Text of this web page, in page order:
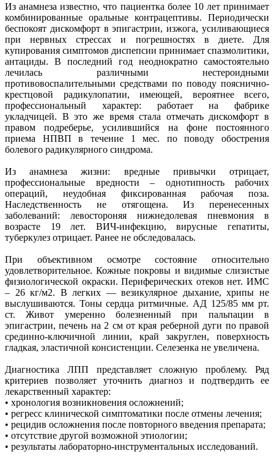
Из анамнеза известно, что пациентка более 10 лет принимает
комбинированные оральные контрацептивы. Периодически
беспокоят дискомфорт в эпигастрии, изжога, усиливающиеся
при нервных стрессах и погрешностях в диете. Для
купирования симптомов диспепсии принимает спазмолитики,
антациды. В последний год неоднократно самостоятельно
лечилась различными нестероидными
противовоспалительными средствами по поводу пояснично-
крестцовой радикулопатии, имеющей, вероятнее всего,
профессиональный характер: работает на фабрике
укладчицей. В это же время стала отмечать дискомфорт в
правом подреберье, усилившийся на фоне постоянного
приема НПВП в течение 1 мес. по поводу обострения
болевого радикулярного синдрома.
Из анамнеза жизни: вредные привычки отрицает,
профессиональные вредности – однотипность рабочих
операций, неудобная фиксированная рабочая поза.
Наследственность не отягощена. Из перенесенных
заболеваний: левостороняя нижнедолевая пневмония в
возрасте 19 лет. ВИЧ-инфекцию, вирусные гепатиты,
туберкулез отрицает. Ранее не обследовалась.
При объективном осмотре состояние относительно
удовлетворительное. Кожные покровы и видимые слизистые
физиологической окраски. Периферических отеков нет. ИМС
– 26 кг/м2. В легких — везикулярное дыхание, хрипы не
выслушиваются. Тоны сердца ритмичные. АД 125/85 мм рт.
ст. Живот умеренно болезненный при пальпации в
эпигастрии, печень на 2 см от края реберной дуги по правой
срединно-ключичной линии, край закруглен, поверхность
гладкая, эластичной консистенции. Селезенка не увеличена.
Диагностика ЛПП представляет сложную проблему. Ряд
критериев позволяет уточнить диагноз и подтвердить ее
лекарственный характер:
• хронология возникновения осложнений;
• регресс клинической симптоматики после отмены лечения;
• рецидив осложнения после повторного введения препарата;
• отсутствие другой возможной этиологии;
• результаты лабораторно-инструментальных исследований.